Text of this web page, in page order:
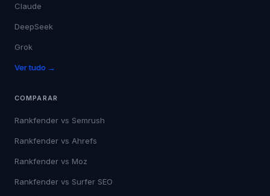
Claude
DeepSeek
Grok
Ver tudo →
COMPARAR
Rankfender vs Semrush
Rankfender vs Ahrefs
Rankfender vs Moz
Rankfender vs Surfer SEO